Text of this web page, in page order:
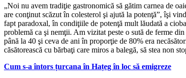
„Noi nu avem tradiţie gastronomică să gătim carnea de
are conţinut scăzut în colesterol şi ajută la potenţă”, îşi
fapt paradoxal, în condiţiile de potenţă mult lăudată a
problemă ca şi nemţii. Am vizitat peste o sută de ferme
până la 40 şi ceva de ani în proporţie de 80% era
căsătorească cu bărbaţi care miros a balegă, să stea non
Cum s-a întors țurcana în Hațeg în loc să emigreze